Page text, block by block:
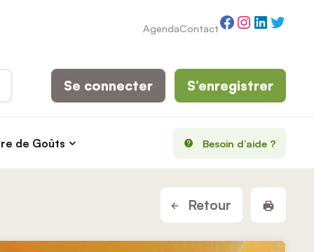
AgendaContactFacebook
Instagram
de Goûts Besoin d’aide ?
Se connecter S’enregistrer
Retour